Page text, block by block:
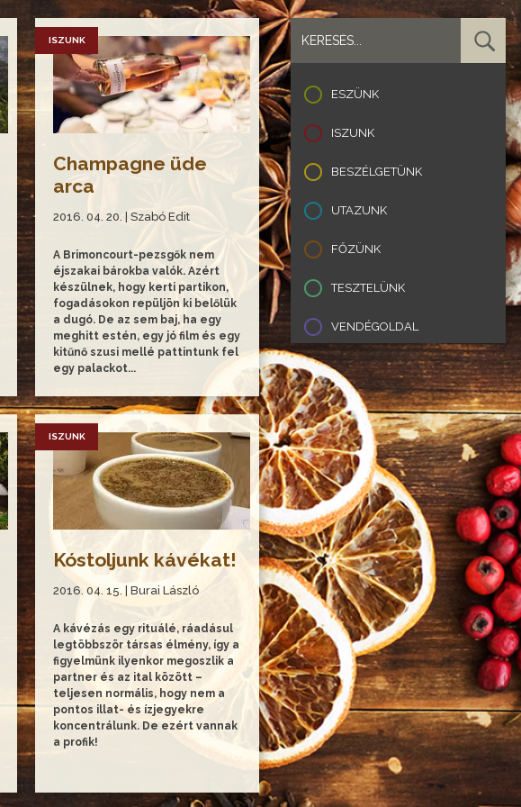
ISZUNK
Champagne üde
arca
2016. 04. 20. | Szabó Edit
A Brimoncourt-pezsgők nem
éjszakai bárokba valók. Azért
készülnek, hogy kerti partikon,
fogadásokon repüljön ki belőlük
a dugó. De az sem baj, ha egy
meghitt estén, egy jó film és egy
kitűnő szusi mellé pattintunk fel
egy palackot...
ISZUNK
Kóstoljunk kávékat!
2016. 04. 15. | Burai László
A kávézás egy rituálé, ráadásul
legtöbbször társas élmény, így a
figyelmünk ilyenkor megoszlik a
partner és az ital között –
teljesen normális, hogy nem a
pontos illat- és ízjegyekre
koncentrálunk. De ezért vannak
a profik!
ESZÜNK
ISZUNK
BESZÉLGETÜNK
UTAZUNK
FŐZÜNK
TESZTELÜNK
VENDÉGOLDAL